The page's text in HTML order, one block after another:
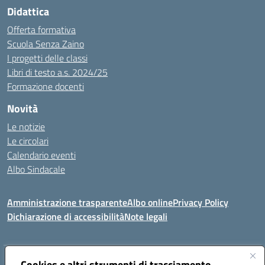
Didattica
Offerta formativa
Scuola Senza Zaino
I progetti delle classi
Libri di testo a.s. 2024/25
Formazione docenti
Novità
Le notizie
Le circolari
Calendario eventi
Albo Sindacale
Amministrazione trasparenteAlbo onlinePrivacy Policy
Dichiarazione di accessibilitàNote legali